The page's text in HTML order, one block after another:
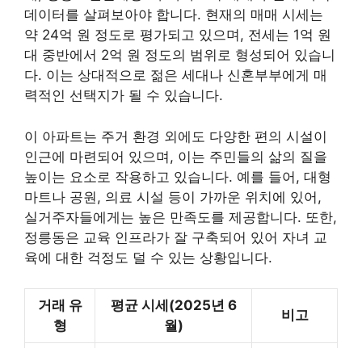
데이터를 살펴보아야 합니다. 현재의 매매 시세는
약 24억 원 정도로 평가되고 있으며, 전세는 1억 원
대 중반에서 2억 원 정도의 범위로 형성되어 있습니
다. 이는 상대적으로 젊은 세대나 신혼부부에게 매
력적인 선택지가 될 수 있습니다.
이 아파트는 주거 환경 외에도 다양한 편의 시설이
인근에 마련되어 있으며, 이는 주민들의 삶의 질을
높이는 요소로 작용하고 있습니다. 예를 들어, 대형
마트나 공원, 의료 시설 등이 가까운 위치에 있어,
실거주자들에게는 높은 만족도를 제공합니다. 또한,
정릉동은 교육 인프라가 잘 구축되어 있어 자녀 교
육에 대한 걱정도 덜 수 있는 상황입니다.
거래 유
형
평균 시세(2025년 6
월)
비고